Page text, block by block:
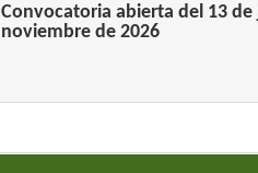
Convocatoria abierta del 13
noviembre de 2026